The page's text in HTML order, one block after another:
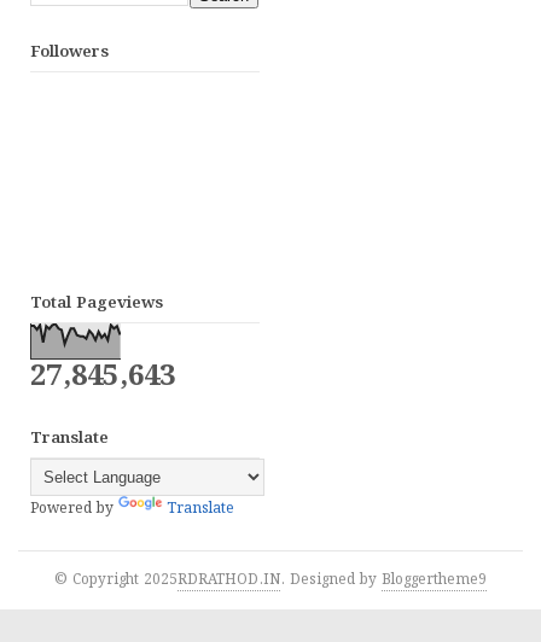
Followers
Total Pageviews
27,845,643
Translate
Powered by Translate
© Copyright 2025RDRATHOD.IN. Designed by Bloggertheme9